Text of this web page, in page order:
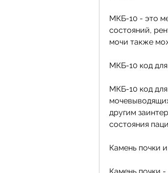
МКБ-10 - это
состояний,
мочи также
МКБ-10 код
МКБ-10 код
другим
состояния
Камень почки